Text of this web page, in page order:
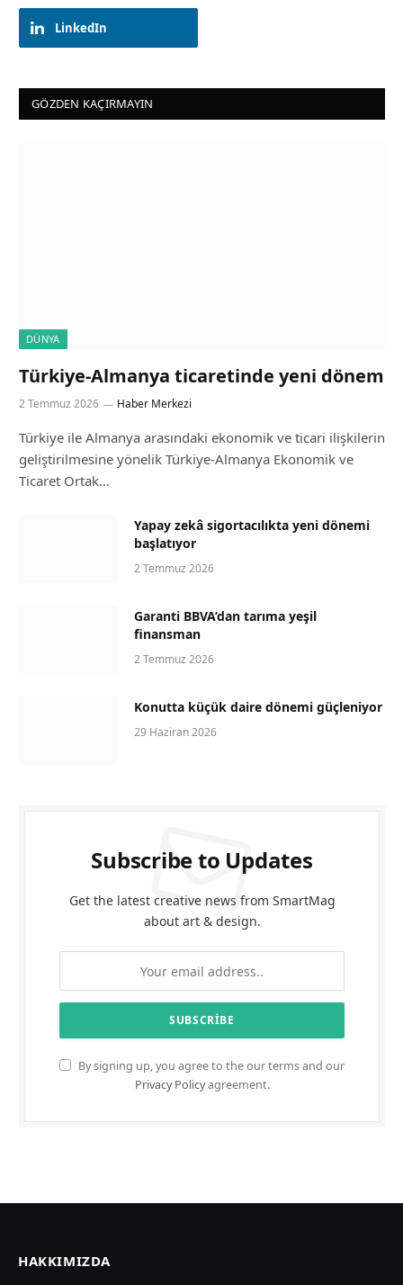
LinkedIn
GÖZDEN KAÇIRMAYIN
DÜNYA
Türkiye-Almanya ticaretinde yeni dönem
2 Temmuz 2026 Haber Merkezi
Türkiye ile Almanya arasındaki ekonomik ve ticari ilişkilerin
geliştirilmesine yönelik Türkiye-Almanya Ekonomik ve
Ticaret Ortak…
Yapay zekâ sigortacılıkta yeni dönemi
başlatıyor
2 Temmuz 2026
Garanti BBVA’dan tarıma yeşil
finansman
2 Temmuz 2026
Konutta küçük daire dönemi güçleniyor
29 Haziran 2026
Subscribe to Updates
Get the latest creative news from SmartMag
about art & design.
By signing up, you agree to the our terms and our
Privacy Policyagreement.
HAKKIMIZDA